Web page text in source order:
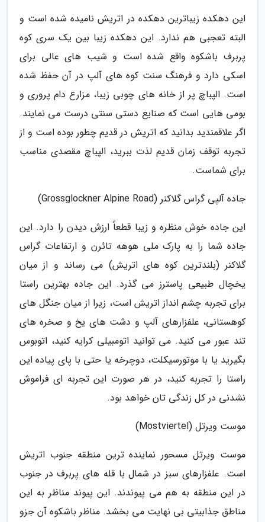
این دهکده زیباترین دهکده در اتریش نامیده شده است و
البته تعجبی هم ندارد. این دهکده زیبا بین یک سری کوه
پربرف باشکوه واقع شده است و شیب های عالی برای
اسکی دارد و فرهنگ سنت کوه های آلپ در آن حفظ شده
است. الپباچ پر از خانه های چوبی زیبا، مزارع دام پروری و
بومی هایی است که صنایع دستی سنتی درست می نمایند.
اگر علاقمندید بدانید که اتریش در قدیم چطور بوده است و از
تجربه توقف زمان قدیم لذت ببرید، الپباچ مقصدی مناسب
برای شماست.
جاده آلپی گراس گلاکنر (Grossglockner Alpine Road)
این جاده خوش منظره و زیبا قطعاً ارزش دیدن را دارد. این
جاده شما را به پارک ملی هوهه تائرن و ارتفاعات گراس
گلاکنر (بلندترین کوه های اتریش) می رساند و از میان
یخچال طبیعی پاسترز می گذرد. این جاده بهترین راستا
برای تجربه چشم انداز اتریش است، زیرا از میان جنگل های
کوهستانی، علفزارهای آلپ و دشت های یخ و صخره های
تند عبور می کنید. می توانید اتومبیلی کرایه کنید، اتوبوس
بگیرید یا با موتورسیکلت، دوچرخه یا حتی با پای پیاده این
راستا را تجربه کنید، در هر صورت این تجربه ای فراموش
نشدنی در کل زندگی تان خواهد بود.
موست ویرتل (Mostviertel)
موست ویرتل مسحور نماینده ترین منطقه جنوب اتریش
است. علفزارهای سبز در شمال با قله های پربرف در جنوب
در این منطقه به هم می پیوندند. این پیوند مناظر به این
مناطق جذابیتی بی نهایت می بخشد. مناظر باشکوه آن جزو